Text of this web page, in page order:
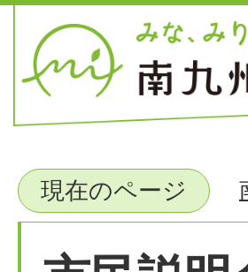
現在のページ